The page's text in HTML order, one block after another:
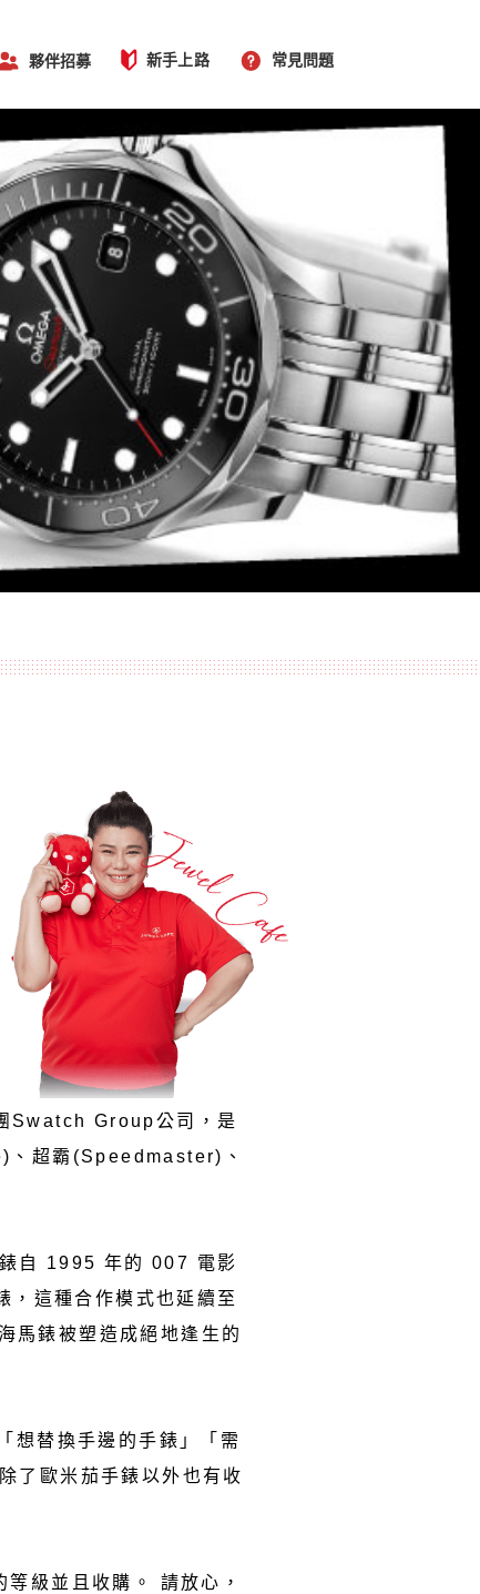
夥伴招募 新手上路 常見問題
Swatch Group公司，是
、超霸(Speedmaster)、
自 1995 年的 007 電影
這種合作模式也延續至
馬錶被塑造成絕地逢生的
想替換手邊的手錶」「需
了歐米茄手錶以外也有收
級並且收購。 請放心，